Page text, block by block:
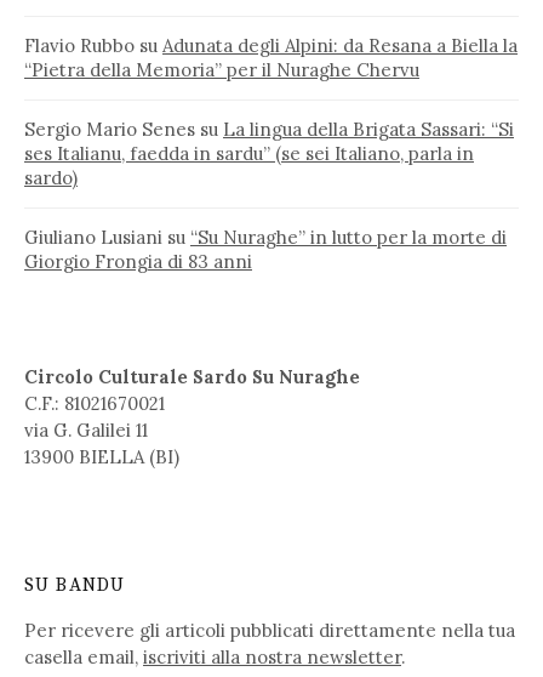
Flavio Rubbo su Adunata degli Alpini: da Resana a Biella la
“Pietra della Memoria” per il Nuraghe Chervu
Sergio Mario Senes su La lingua della Brigata Sassari: “Si
ses Italianu, faedda in sardu” (se sei Italiano, parla in
sardo)
Giuliano Lusiani su “Su Nuraghe” in lutto per la morte di
Giorgio Frongia di 83 anni
Circolo Culturale Sardo Su Nuraghe
C.F.: 81021670021
via G. Galilei 11
13900 BIELLA (BI)
SU BANDU
Per ricevere gli articoli pubblicati direttamente nella tua
casella email, iscriviti alla nostra newsletter.